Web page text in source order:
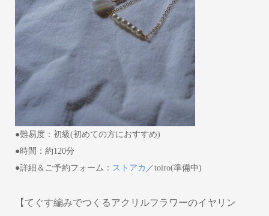
●難易度：初級(初めての方におすすめ)
●時間：約120分
●詳細＆ご予約フォーム： ストアカ ／toiro(準備中)
【てぐす編みでつくるアクリルフラワーのイヤリン